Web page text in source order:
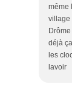
même
village
déjà
les
lavoir